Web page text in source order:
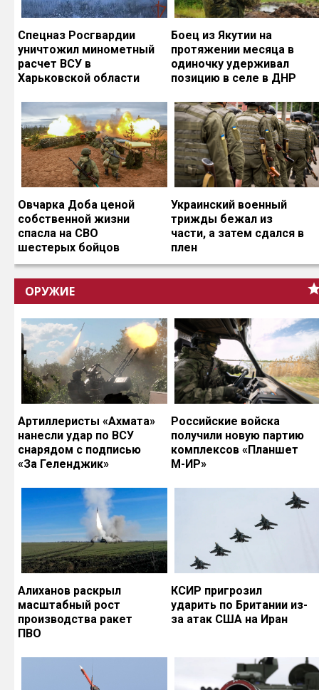
Спецназ Росгвардии
уничтожил минометный
расчет ВСУ в
Харьковской области
Боец из Якутии на
протяжении месяца в
одиночку удерживал
позицию в селе в ДНР
Овчарка Доба ценой
собственной жизни
спасла на СВО
шестерых бойцов
Украинский военный
трижды бежал из
части, а затем сдался в
плен
ОРУЖИЕ
Артиллеристы «Ахмата»
нанесли удар по ВСУ
снарядом с подписью
«За Геленджик»
Российские войска
получили новую партию
комплексов «Планшет
М-ИР»
Алиханов раскрыл
масштабный рост
производства ракет
ПВО
КСИР пригрозил
ударить по Британии из-
за атак США на Иран